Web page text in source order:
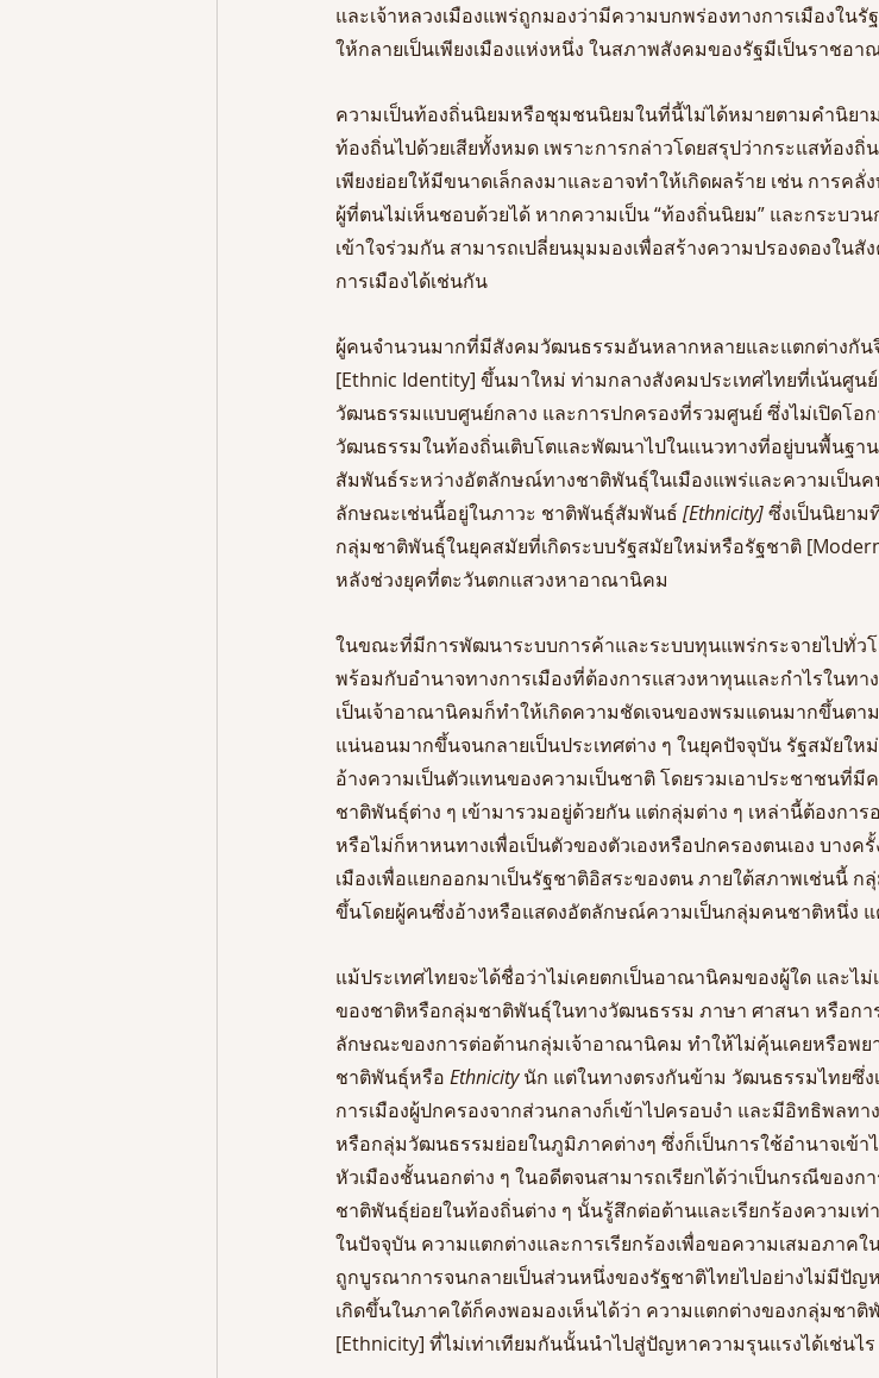
และเจ้าหลวงเมืองแพร่ถูกมองว่ามีความบกพร่องทางการเมืองในรั
ให้กลายเป็นเพียงเมืองแห่งหนึ่ง ในสภาพสังคมของรัฐมีเป็นราชอา
ความเป็นท้องถิ่นนิยมหรือชุมชนนิยมในที่นี้ไม่ได้หมายตามคำนิยา
ท้องถิ่นไปด้วยเสียทั้งหมด เพราะการกล่าวโดยสรุปว่ากระแสท้อ
เพียงย่อยให้มีขนาดเล็กลงมาและอาจทำให้เกิดผลร้าย เช่น การค
ผู้ที่ตนไม่เห็นชอบด้วยได้ หากความเป็น “ท้องถิ่นนิยม” และกระบว
เข้าใจร่วมกัน สามารถเปลี่ยนมุมมองเพื่อสร้างความปรองดองใน
การเมืองได้เช่นกัน
ผู้คนจำนวนมากที่มีสังคมวัฒนธรรมอันหลากหลายและแตกต่างกัน
[Ethnic Identity] ขึ้นมาใหม่ ท่ามกลางสังคมประเทศไทยที่เน้นศูนย์
วัฒนธรรมแบบศูนย์กลาง และการปกครองที่รวมศูนย์ ซึ่งไม่เปิดโอ
วัฒนธรรมในท้องถิ่นเติบโตและพัฒนาไปในแนวทางที่อยู่บนพื้นฐาน
สัมพันธ์ระหว่างอัตลักษณ์ทางชาติพันธุ์ในเมืองแพร่และความเป็น
ลักษณะเช่นนี้อยู่ในภาวะ ชาติพันธุ์สัมพันธ์ [Ethnicity] ซึ่งเป็นนิยา
กลุ่มชาติพันธุ์ในยุคสมัยที่เกิดระบบรัฐสมัยใหม่หรือรัฐชาติ
หลังช่วงยุคที่ตะวันตกแสวงหาอาณานิคม
ในขณะที่มีการพัฒนาระบบการค้าและระบบทุนแพร่กระจายไปทั่ว
พร้อมกับอำนาจทางการเมืองที่ต้องการแสวงหาทุนและกำไรในท
เป็นเจ้าอาณานิคมก็ทำให้เกิดความชัดเจนของพรมแดนมากขึ้นตา
แน่นอนมากขึ้นจนกลายเป็นประเทศต่าง ๆ ในยุคปัจจุบัน รัฐสมัยใ
อ้างความเป็นตัวแทนของความเป็นชาติ โดยรวมเอาประชาชนที่
ชาติพันธุ์ต่าง ๆ เข้ามารวมอยู่ด้วยกัน แต่กลุ่มต่าง ๆ เหล่านี้ต้องกา
หรือไม่ก็หาหนทางเพื่อเป็นตัวของตัวเองหรือปกครองตนเอง บางค
เมืองเพื่อแยกออกมาเป็นรัฐชาติอิสระของตน ภายใต้สภาพเช่นนี้
ขึ้นโดยผู้คนซึ่งอ้างหรือแสดงอัตลักษณ์ความเป็นกลุ่มคนชาติหนึ่ง แ
แม้ประเทศไทยจะได้ชื่อว่าไม่เคยตกเป็นอาณานิคมของผู้ใด และไ
ของชาติหรือกลุ่มชาติพันธุ์ในทางวัฒนธรรม ภาษา ศาสนา หรือก
ลักษณะของการต่อต้านกลุ่มเจ้าอาณานิคม ทำให้ไม่คุ้นเคยหรือพ
ชาติพันธุ์หรือ Ethnicity นัก แต่ในทางตรงกันข้าม วัฒนธรรมไทยซึ่
การเมืองผู้ปกครองจากส่วนกลางก็เข้าไปครอบงำ และมีอิทธิพลท
หรือกลุ่มวัฒนธรรมย่อยในภูมิภาคต่างๆ ซึ่งก็เป็นการใช้อำนาจเข้า
หัวเมืองชั้นนอกต่าง ๆ ในอดีตจนสามารถเรียกได้ว่าเป็นกรณีของ
ชาติพันธุ์ย่อยในท้องถิ่นต่าง ๆ นั้นรู้สึกต่อต้านและเรียกร้องความเ
ในปัจจุบัน ความแตกต่างและการเรียกร้องเพื่อขอความเสมอภาค
ถูกบูรณาการจนกลายเป็นส่วนหนึ่งของรัฐชาติไทยไปอย่างไม่มีปัญ
เกิดขึ้นในภาคใต้ก็คงพอมองเห็นได้ว่า ความแตกต่างของกลุ่มช
[Ethnicity] ที่ไม่เท่าเทียมกันนั้นนำไปสู่ปัญหาความรุนแรงได้เช่นไร